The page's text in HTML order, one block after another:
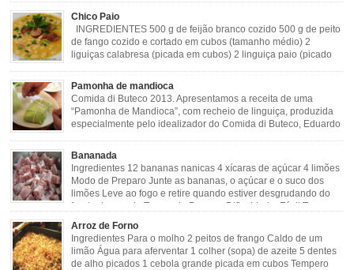
gosto Modo de Preparo: Lavar muito bem a dobradinha com limão. Deixar de
molho […]
Chico Paio
INGREDIENTES 500 g de feijão branco cozido 500 g de peito
de fango cozido e cortado em cubos (tamanho médio) 2
liguiças calabresa (picada em cubos) 2 linguiça paio (picado
verde 2 dentes de alho amassado 3 colheres de óleo 2 […]
Pamonha de mandioca
Comida di Buteco 2013. Apresentamos a receita de uma
“Pamonha de Mandioca”, com recheio de linguiça, produzida
especialmente pelo idealizador do Comida di Buteco, Eduardo
cebola picadinha 100gr de mandioca crua ralada e espremida 1 colher café
de manteiga 35ml de leite Palha de milho verde 1 […]
Bananada
Ingredientes 12 bananas nanicas 4 xícaras de açúcar 4 limões
Modo de Preparo Junte as bananas, o açúcar e o suco dos
limões Leve ao fogo e retire quando estiver desgrudando do
fundo da panela Tempo de Preparo Dificuldade: Fácil Tempo
de Preparo: 40 minutos http://eusoumineirouaiso.com.br/culinaria-
mineira/bananada#tempo-de-preparo
Arroz de Forno
Ingredientes Para o molho 2 peitos de frango Caldo de um
limão Água para aferventar 1 colher (sopa) de azeite 5 dentes
de alho picados 1 cebola grande picada em cubos Tempero